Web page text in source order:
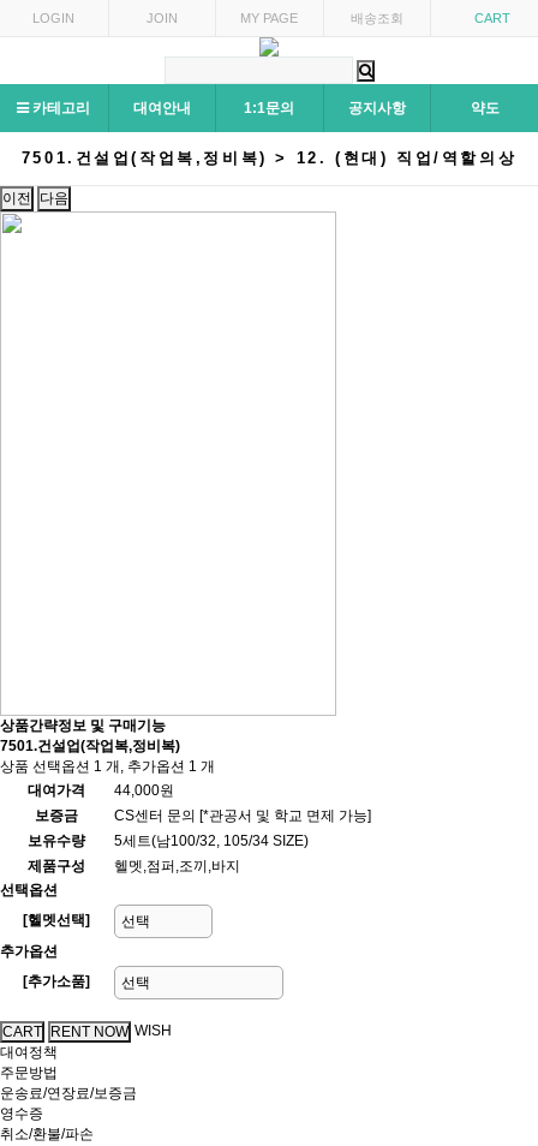
LOGIN JOIN MY PAGE 배송조회 CART
카테고리 대여안내 1:1문의 공지사항 약도
7501.건설업(작업복,정비복) > 12. (현대) 직업/역할의상
이전 다음
상품간략정보 및 구매기능
7501.건설업(작업복,정비복)
상품 선택옵션 1 개, 추가옵션 1 개
대여가격
44,000원
보증금
CS센터 문의 [*관공서 및 학교 면제 가능]
보유수량
5세트(남100/32, 105/34 SIZE)
제품구성
헬멧,점퍼,조끼,바지
선택옵션
[헬멧선택]
추가옵션
[추가소품]
WISH
대여정책
주문방법
운송료/연장료/보증금
영수증
취소/환불/파손